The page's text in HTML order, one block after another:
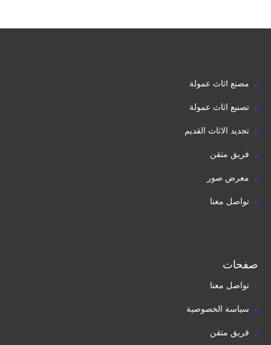
مصنع اثاث عمولة
تصنيع اثاث عمولة
تجديد الاثاث القديم
فريق متقن
معرض صور
تواصل معنا
صفحات
تواصل معنا
سياسة الخصوصية
فريق متقن